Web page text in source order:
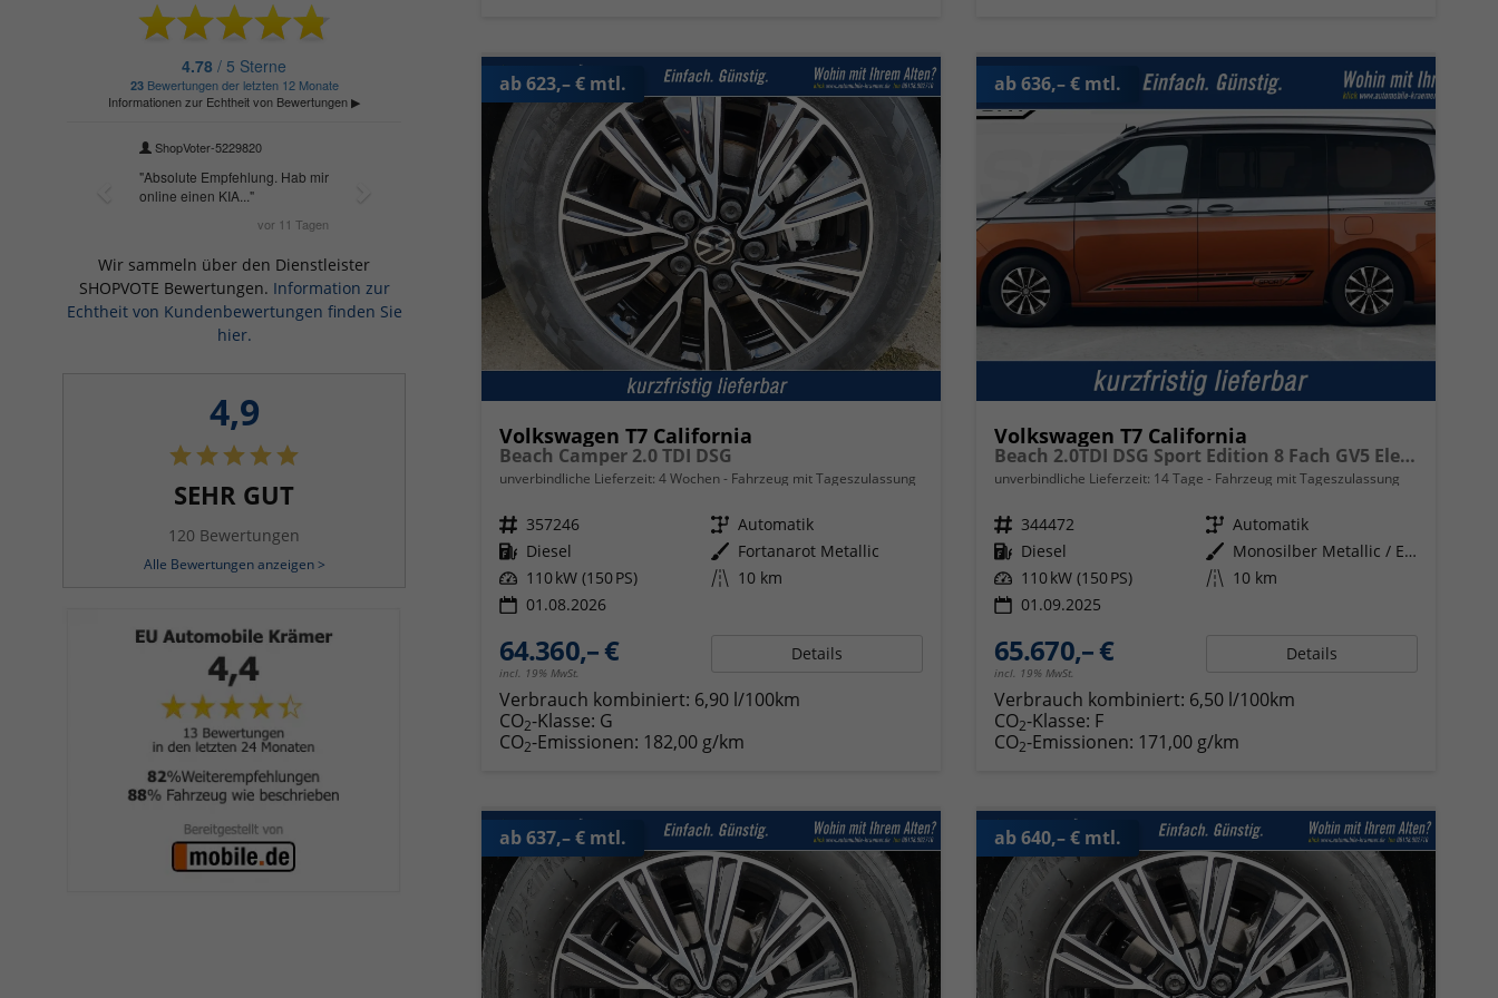
ab 623,– € mtl.
Volkswagen T7 California
Beach Camper 2.0 TDI DSG
unverbindliche Lieferzeit: 4 Wochen Fahrzeug mit Tageszulassung
Fahrzeugnr. 357246 Getriebe Automatik
Kraftstoff Diesel Außenfarbe Fortanarot Metallic
Leistung 110 kW (150 PS) Kilometerstand 10 km
01.08.2026
64.360,– €
incl. 19% MwSt.
Details
Verbrauch kombiniert: 6,90 l/100km
CO2-Klasse: G
CO2-Emissionen: 182,00 g/km
ab 636,– € mtl.
Volkswagen T7 California
Beach 2.0TDI DSG Sport Edition 8 Fach GV5 Elegance+
unverbindliche Lieferzeit: 14 Tage Fahrzeug mit Tageszulassung
Fahrzeugnr. 344472 Getriebe Automatik
Kraftstoff Diesel Außenfarbe
Monosilber Metallic / Energeticorange Metallic
Leistung 110 kW (150 PS) Kilometerstand 10 km
01.09.2025
65.670,– €
incl. 19% MwSt.
Details
Verbrauch kombiniert: 6,50 l/100km
CO2-Klasse: F
CO2-Emissionen: 171,00 g/km
ab 637,– € mtl. ab 640,– € mtl.
Wir sammeln über den Dienstleister
SHOPVOTE Bewertungen. Information zur
Echtheit von Kundenbewertungen finden Sie
hier.
4,9
SEHR GUT
120 Bewertungen
Alle Bewertungen anzeigen >